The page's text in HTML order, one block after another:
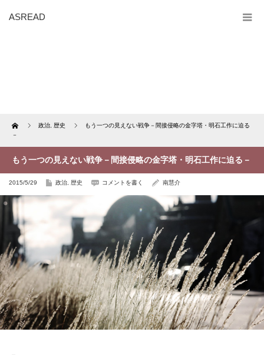
ASREAD
Home 政治 歴史
もう一つの見えない戦争－間接侵略の金字塔・明石工作に迫る
－
もう一つの見えない戦争－間接侵略の金字塔・明石工作に迫る－
2015/5/29 政治 歴史 コメントを書く 南慧介